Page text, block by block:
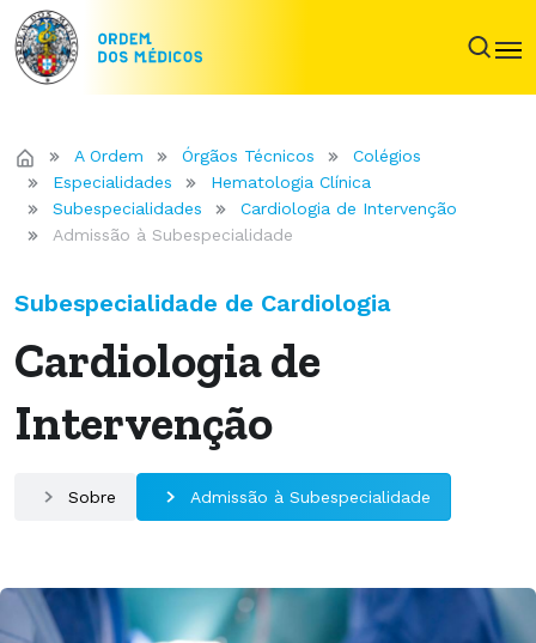
A Ordem Órgãos Técnicos
Colégios
Especialidades
Hematologia Clínica
Subespecialidades
Cardiologia de Intervenção
Admissão à Subespecialidade
Subespecialidade de Cardiologia
Cardiologia de
Intervenção
Sobre Admissão à Subespecialidade